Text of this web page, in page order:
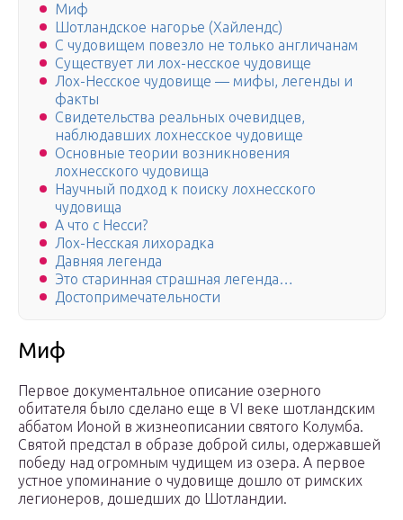
Миф
Шотландское нагорье (Хайлендс)
С чудовищем повезло не только англичанам
Существует ли лох-несское чудовище
Лох-Несское чудовище — мифы, легенды и
факты
Свидетельства реальных очевидцев,
наблюдавших лохнесское чудовище
Основные теории возникновения
лохнесского чудовища
Научный подход к поиску лохнесского
чудовища
А что с Несси?
Лох-Несская лихорадка
Давняя легенда
Это старинная страшная легенда…
Достопримечательности
Миф
Первое документальное описание озерного
обитателя было сделано еще в VI веке шотландским
аббатом Ионой в жизнеописании святого Колумба.
Святой предстал в образе доброй силы, одержавшей
победу над огромным чудищем из озера. А первое
устное упоминание о чудовище дошло от римских
легионеров, дошедших до Шотландии.